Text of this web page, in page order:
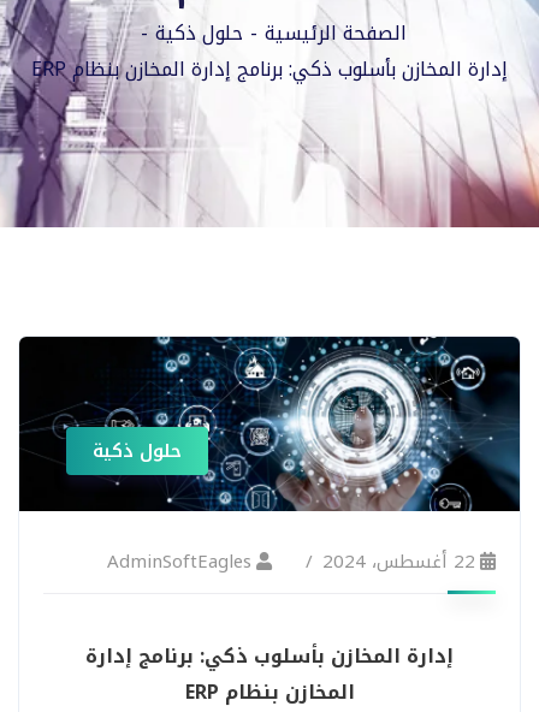
الصفحة الرئيسية
حلول ذكية
إدارة المخازن بأسلوب ذكي: برنامج إدارة المخازن بنظام ERP
حلول ذكية
22 أغسطس، 2024 AdminSoftEagles
إدارة المخازن بأسلوب ذكي: برنامج إدارة
المخازن بنظام ERP